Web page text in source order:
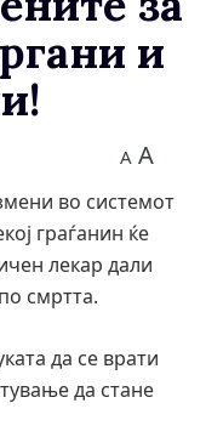
и
A A
во системот
граѓанин ќе
лекар дали
смртта.
да се врати
да стане